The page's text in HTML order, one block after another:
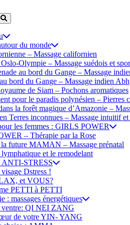
du monde
– Massage californien
Olympie – Massage suédois et
au bord du Gange – Massage
bord du Gange – Massage indien
de Siam – Pochons aromatiques
pour le paradis polynésien – Pierres
la forêt magique d’Amazonie –
Terres inconnues – Massage intuitif
les femmes : GIRLS POWER
– Thérapie par la Rose
la future MAMAN – Massage prénatal
et le remodelant
STRESS
Dstress !
et VOUS?
PETTI à PETTI
: massages énergétiques
ventre: QI NEI ZANG
de votre YIN- YANG